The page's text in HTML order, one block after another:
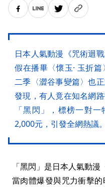
日本人氣動漫《咒術迴
假在播畢〈懷玉· 玉折
二季〈澀谷事變篇〉也
發現，有人竟在知名網
「黑閃」，標榜一對
2,000元，引發全網熱議。
「黑閃」是日本人氣動
當肉體爆發與咒力衝擊的